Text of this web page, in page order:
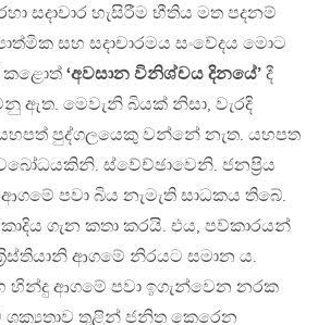
සදාචාර හැසිරීම භීතිය මත පදනම්
සහ සදාචාරමය සංවේදය මොට
කළොත් ‘අවසාන විනිශ්චය දිනයේ’ දී
ඇත. මෙවැනි බියක් නිසා, වැරදි
පුද්ගලයෙකු වන්නේ නැත. යහපත
ස්වේච්ඡාවෙනි. ජනප‍්‍රිය
පවා බිය නැමැති සාධකය තිබේ.
ගැන කතා කරයි. එය, පව්කාරයන්
ආගමේ නිරයට සමාන ය.
හින්දු ආගමේ පවා ඉගැන්වෙන නරක
ශක්‍යතාව තුළින් ජනිත කෙරෙන